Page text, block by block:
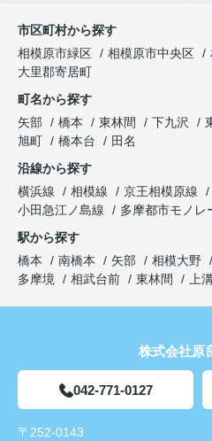
市区町村から探す
相模原市緑区
相模原市中央区
大里郡寄居町
町名から探す
矢部
橋本 東林間 下九沢
旭町
橋本台
田名
沿線から探す
横浜線
相模線 京王相模原線
小田急江ノ島線
多摩都市モノレ
駅から探す
橋本
南橋本 矢部 相模大野
多摩境
相武台前 東林間 上
株式会社原
042-771-0127
〒252-0143